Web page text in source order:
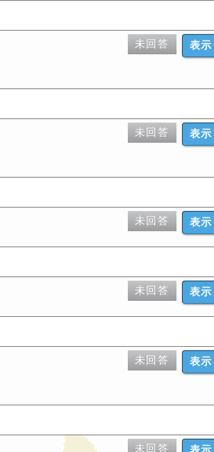
未回答 表示
未回答 表示
未回答 表示
未回答 表示
未回答 表示
未回答 表示